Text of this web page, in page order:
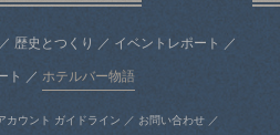
歴史とつくり ／ イベントレポート ／
ト ／ ホテルバー物語
カウント ガイドライン ／ お問い合わせ ／